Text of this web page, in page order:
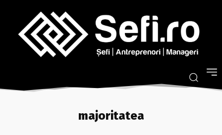
majoritatea